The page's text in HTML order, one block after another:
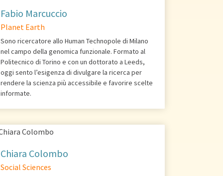
Fabio Marcuccio
Planet Earth
Sono ricercatore allo Human Technopole di Milano
nel campo della genomica funzionale. Formato al
Politecnico di Torino e con un dottorato a Leeds,
oggi sento l’esigenza di divulgare la ricerca per
rendere la scienza più accessibile e favorire scelte
informate.
Chiara Colombo
Social Sciences